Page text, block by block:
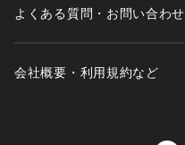
よくある質問・お問い合わせ
会社概要・利用規約など